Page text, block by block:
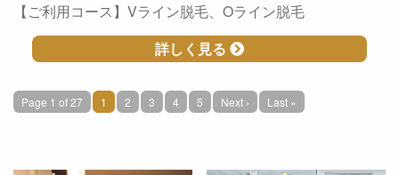
【ご利用コース】Vライン脱毛、Oライン脱毛
詳しく見る
Page 1 of 27 1 2 3 4 5 Next › Last »